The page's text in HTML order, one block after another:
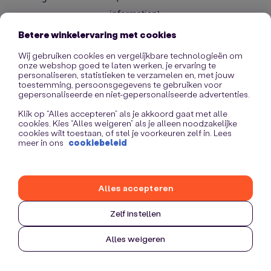
information).
Betere winkelervaring met cookies
Wij gebruiken cookies en vergelijkbare technologieën om
onze webshop goed te laten werken, je ervaring te
personaliseren, statistieken te verzamelen en, met jouw
toestemming, persoonsgegevens te gebruiken voor
gepersonaliseerde en niet-gepersonaliseerde advertenties.
Klik op “Alles accepteren” als je akkoord gaat met alle
cookies. Kies “Alles weigeren” als je alleen noodzakelijke
cookies wilt toestaan, of stel je voorkeuren zelf in. Lees
meer in ons cookiebeleid
Zelf instellen
Alles weigeren
Alles accepteren